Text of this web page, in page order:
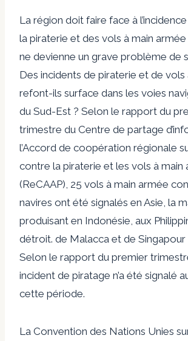
La région doit faire face à
la piraterie et des vols à main armée
ne devienne un grave problème de
Des incidents de piraterie et de vols
refont-ils surface dans les voies
du Sud-Est ? Selon le rapport du
trimestre du Centre de partage
l’Accord de coopération régionale
contre la piraterie et les vols à main
(ReCAAP), 25 vols à main armée
navires ont été signalés en Asie, la
produisant en Indonésie, aux
détroit. de Malacca et de Singapour
Selon le rapport du premier
incident de piratage n’a été signalé
cette période.
La Convention des Nations Unies